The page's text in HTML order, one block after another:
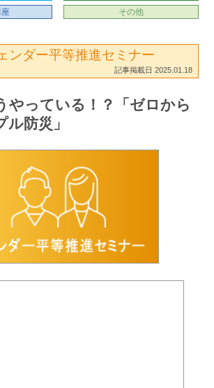
座
その他
ンダー平等推進セミナー
記事掲載日 2025.01.18
やっている！？「ゼロから
防災」